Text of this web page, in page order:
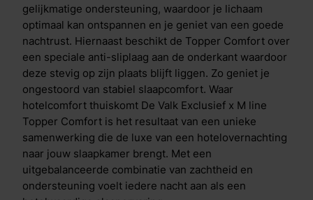
gelijkmatige ondersteuning, waardoor je lichaam
optimaal kan ontspannen en je geniet van een goede
nachtrust. Hiernaast beschikt de Topper Comfort over
een speciale anti-sliplaag aan de onderkant waardoor
deze stevig op zijn plaats blijft liggen. Zo geniet je
ongestoord van stabiel slaapcomfort. Waar
hotelcomfort thuiskomt De Valk Exclusief x M line
Topper Comfort is het resultaat van een unieke
samenwerking die de luxe van een hotelovernachting
naar jouw slaapkamer brengt. Met een
uitgebalanceerde combinatie van zachtheid en
ondersteuning voelt iedere nacht aan als een